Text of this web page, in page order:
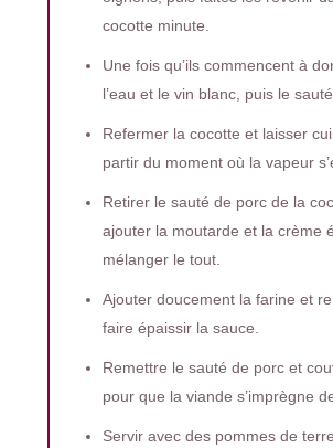
cocotte minute.
Une fois qu’ils commencent à
l’eau et le vin blanc, puis le
Refermer la cocotte et laisser
partir du moment où la vapeur
Retirer le sauté de porc de la
ajouter la moutarde et la crème
mélanger le tout.
Ajouter doucement la farine et
faire épaissir la sauce.
Remettre le sauté de porc et
pour que la viande s’imprègne
Servir avec des pommes de